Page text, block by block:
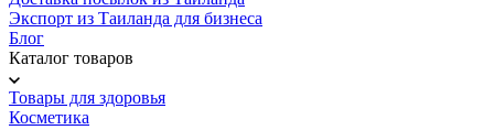
Экспорт из Таиланда для бизнеса
Блог
Каталог товаров
Товары для здоровья
Косметика